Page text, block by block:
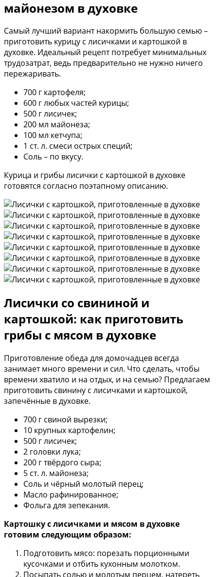
майонезом в духовке
Самый лучший вариант накормить большую семью –
приготовить курицу с лисичками и картошкой в
духовке. Идеальный рецепт потребует минимальных
трудозатрат, ведь предварительно не нужно ничего
пережаривать.
700 г картофеля;
600 г любых частей курицы;
500 г лисичек;
200 мл майонеза;
100 мл кетчупа;
1 ст. л. смеси острых специй;
Соль – по вкусу.
Курица и грибы лисички с картошкой в духовке
готовятся согласно поэтапному описанию.
Лисички со свининой и
картошкой: как приготовить
грибы с мясом в духовке
Приготовление обеда для домочадцев всегда
занимает много времени и сил. Что сделать, чтобы
времени хватило и на отдых, и на семью? Предлагаем
приготовить свинину с лисичками и картошкой,
запечённые в духовке.
700 г свиной вырезки;
10 крупных картофелин;
500 г лисичек;
2 головки лука;
200 г твёрдого сыра;
5 ст. л. майонеза;
Соль и чёрный молотый перец;
Масло рафинированное;
Фольга для зепекания.
Картошку с лисичками и мясом в духовке
готовим следующим образом:
Подготовить мясо: порезать порционными
кусочками и отбить кухонным молотком.
Посыпать солью и молотым перцем, натереть